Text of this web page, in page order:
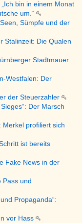
bin in einem Monat
um.“
Sümpfe und der
Stalinzeit: Die Qualen
Stadtmauer
Westfalen: Der
der Steuerzahler
Der Marsch
Merkel profiliert sich
ist bereits
Fake News in der
Pass und
Propaganda“:
vor Hass